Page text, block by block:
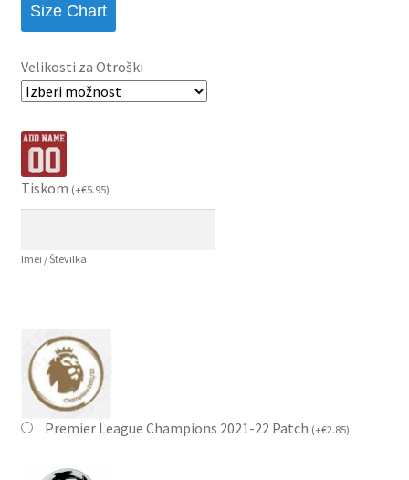
Size Chart
Velikosti za Otroški
Tiskom (+€5.95)
Imei / Številka
Premier League Champions 2021-22 Patch (+€2.85)